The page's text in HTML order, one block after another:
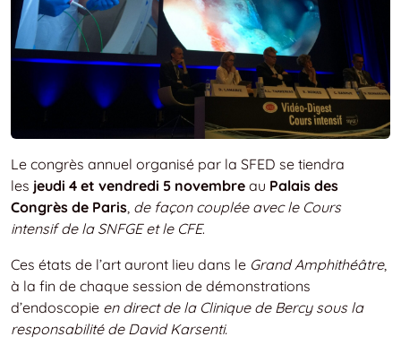
Le congrès annuel organisé par la SFED se tiendra
les jeudi 4 et vendredi 5 novembre au Palais des
Congrès de Paris de façon couplée avec le Cours
intensif de la SNFGE et le CFE.
Ces états de l’art auront lieu dans le Grand Amphithéâtre,
à la fin de chaque session de démonstrations
d’endoscopie en direct de la Clinique de Bercy sous la
responsabilité de David Karsenti.